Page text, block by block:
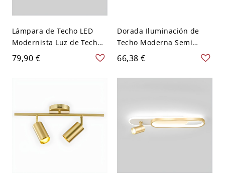
Lámpara de Techo LED
Modernista Luz de Techo
Semi Rasante Metálica
Oblonga para Salón -
79,90 €
Dorada Iluminación de
Techo Moderna Semi
Plafón Metálico de
Columnas para Sala de
Estar - Dorado 110 A 120 V
66,38 €